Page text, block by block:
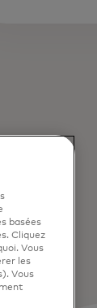
basées
Cliquez
Vous
les
Vous